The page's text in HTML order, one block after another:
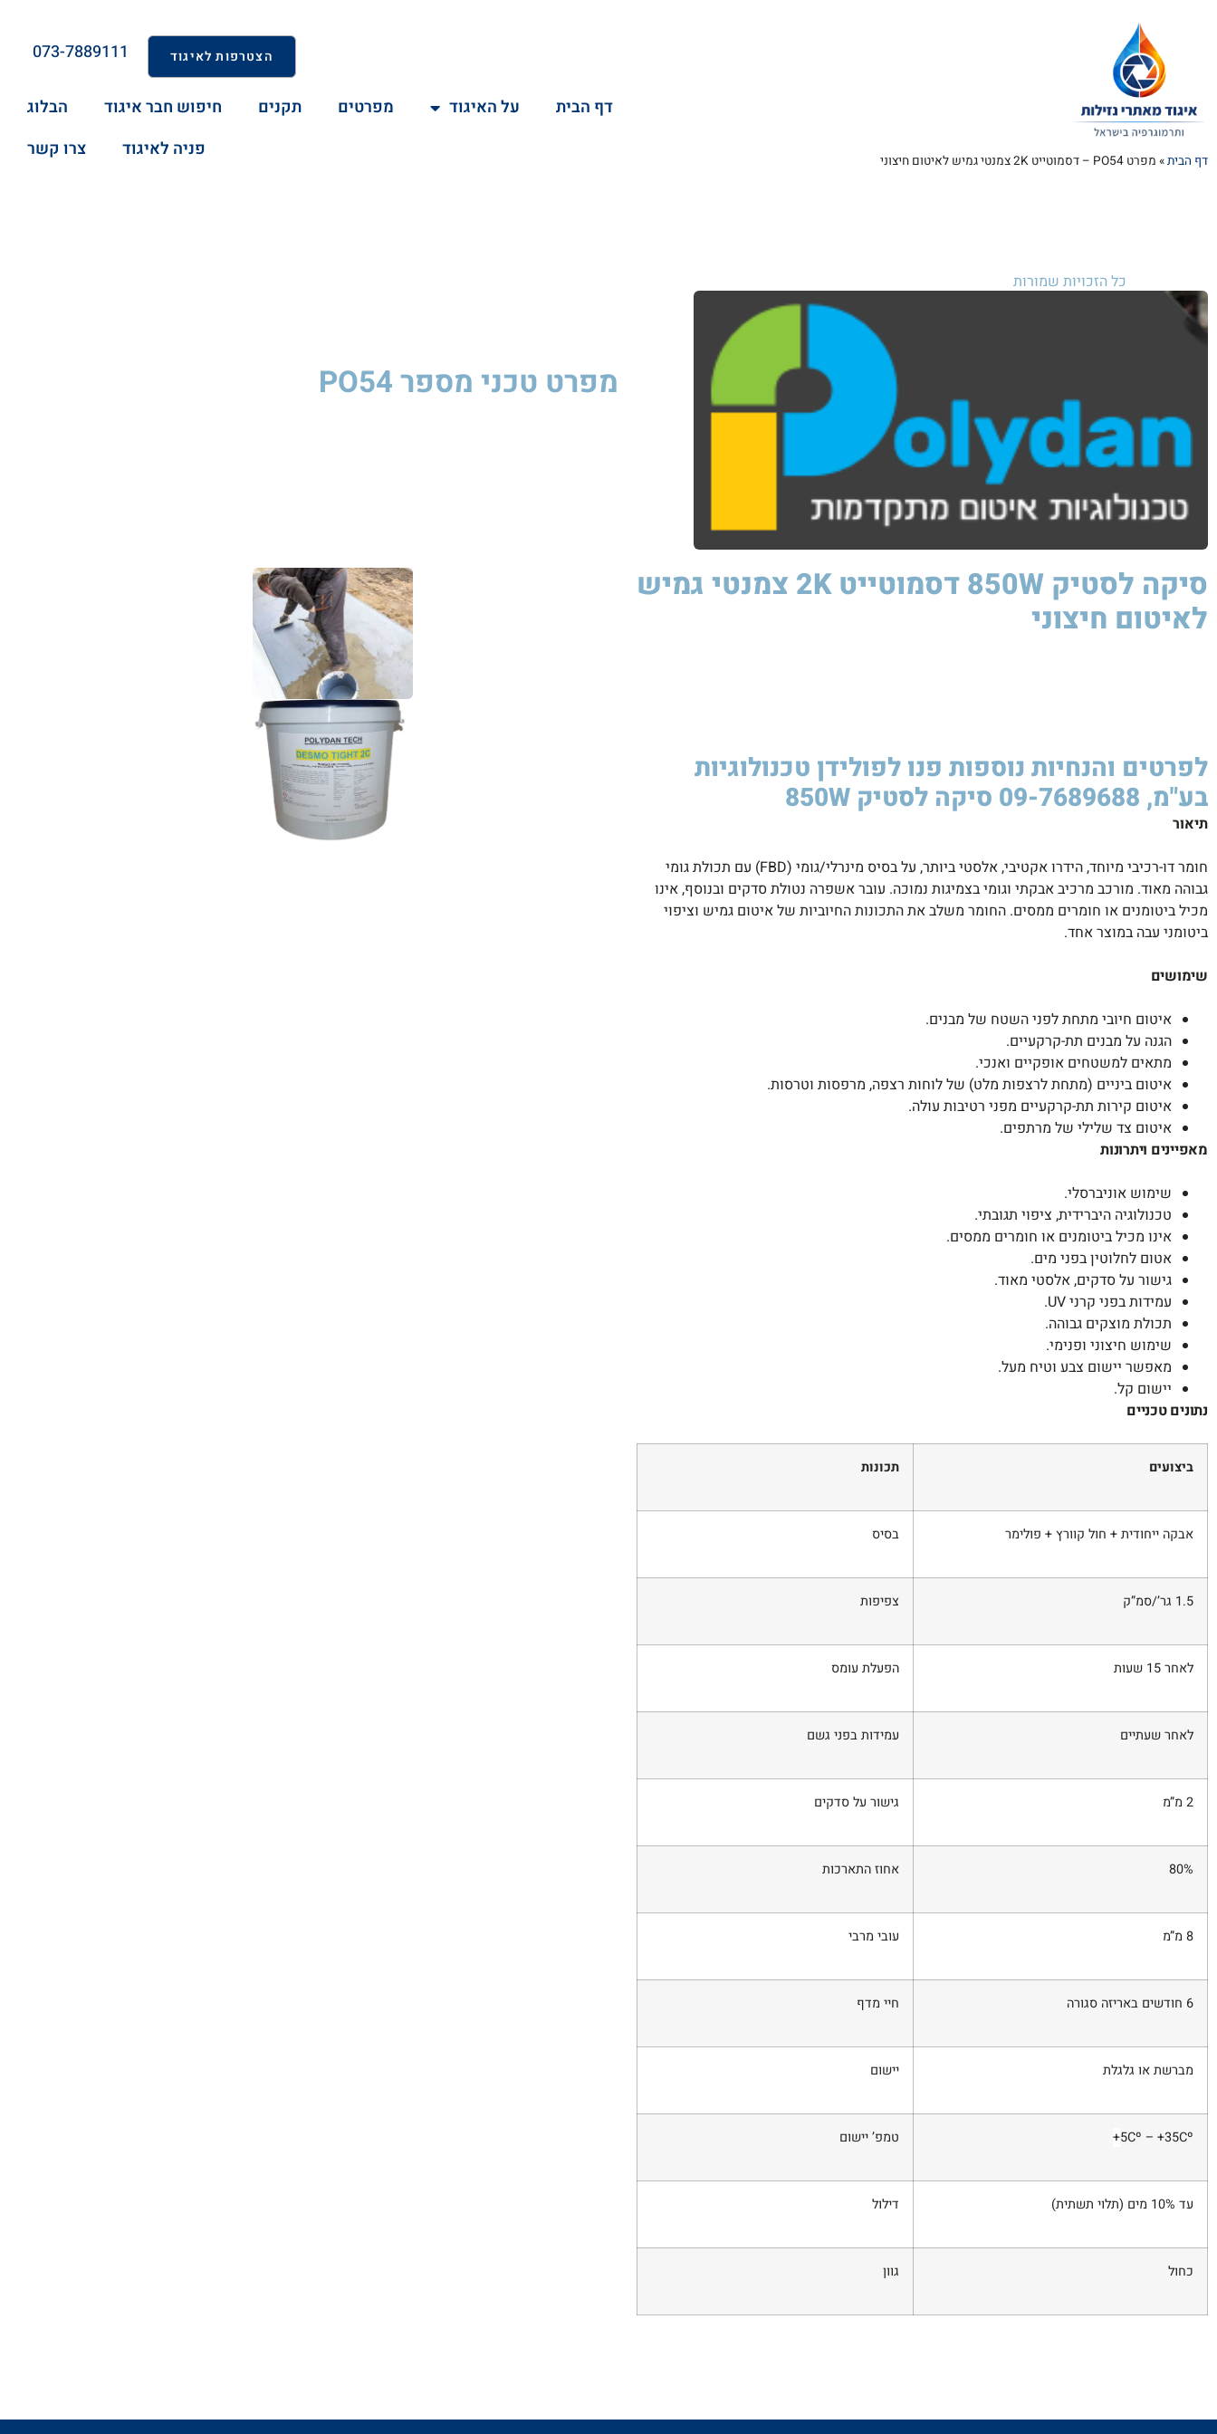
דף הבית» מפרט PO54 – דסמוטייט 2K צמנטי גמיש לאיטום חיצוני
הצטרפות לאיגוד 073-7889111
דף הבית על האיגוד מפרטים תקנים חיפוש חבר איגוד
הבלוג
פניה לאיגוד
צרו קשר
כל הזכויות שמורות
מפרט טכני מספר PO54
סיקה לסטיק 850W דסמוטייט 2K צמנטי גמיש
לאיטום חיצוני​
לפרטים והנחיות נוספות פנו לפולידן טכנולוגיות
בע"מ, 09-7689688 סיקה לסטיק 850W ​
תיאור
חומר דו-רכיבי מיוחד, הידרו אקטיבי, אלסטי ביותר, על בסיס מינרלי/גומי (FBD) עם תכולת גומי
גבוהה מאוד. מורכב מרכיב אבקתי וגומי בצמיגות נמוכה. עובר אשפרה נטולת סדקים ובנוסף, אינו
מכיל ביטומנים או חומרים ממסים. החומר משלב את התכונות החיוביות של איטום גמיש וציפוי
ביטומני עבה במוצר אחד.
שימושים
איטום חיובי מתחת לפני השטח של מבנים.
הגנה על מבנים תת-קרקעיים.
מתאים למשטחים אופקיים ואנכי.
איטום ביניים (מתחת לרצפות מלט) של לוחות רצפה, מרפסות וטרסות.
איטום קירות תת-קרקעיים מפני רטיבות עולה.
איטום צד שלילי של מרתפים.
מאפיינים ויתרונות
שימוש אוניברסלי.
טכנולוגיה היברידית, ציפוי תגובתי.
אינו מכיל ביטומנים או חומרים ממסים.
אטום לחלוטין בפני מים.
גישור על סדקים, אלסטי מאוד.
עמידות בפני קרני UV.
תכולת מוצקים גבוהה.
שימוש חיצוני ופנימי.
מאפשר יישום צבע וטיח מעל.
יישום קל.
נתונים טכניים
ביצועים תכונות
אבקה ייחודית + חול קוורץ + פולימר בסיס
1.5 גר’/סמ”ק צפיפות
לאחר 15 שעות הפעלת עומס
לאחר שעתיים עמידות בפני גשם
2 מ”מ גישור על סדקים
80% אחוז התארכות
8 מ”מ עובי מרבי
6 חודשים באריזה סגורה חיי מדף
מברשת או גלגלת יישום
5Cº – +35Cº
+ טמפ’ יישום
עד 10% מים (תלוי תשתית) דילול
כחול גוון